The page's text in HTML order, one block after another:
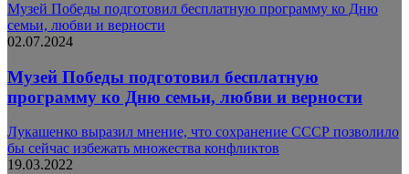
Музей Победы подготовил бесплатную программу ко Дню
семьи, любви и верности
02.07.2024
Музей Победы подготовил бесплатную
программу ко Дню семьи, любви и верности
Лукашенко выразил мнение, что сохранение СССР позволило
бы сейчас избежать множества конфликтов
19.03.2022